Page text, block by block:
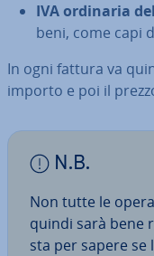
IVA ordinaria
beni, come capi
In ogni fattura va
importo e poi il
N.B.
Non tutte le
quindi sarà bene
sta per sapere se